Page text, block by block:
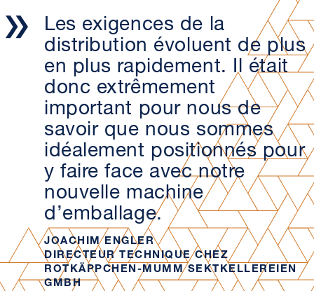
Les exigences de la
distribution évoluent de plus
en plus rapidement. Il était
donc extrêmement
important pour nous de
savoir que nous sommes
idéalement positionnés pour
y faire face avec notre
nouvelle machine
d’emballage.
JOACHIM ENGLER
DIRECTEUR TECHNIQUE CHEZ
ROTKÄPPCHEN-MUMM SEKTKELLEREIEN
GMBH